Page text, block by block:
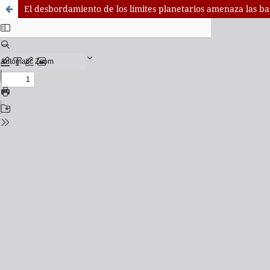
El desbordamiento de los límites planetarios amenaza las